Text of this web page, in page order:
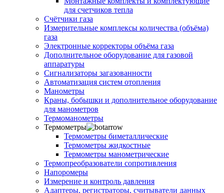
для счетчиков тепла
Счётчики газа
Измерительные комплексы количества (объёма)
газа
Электронные корректоры объёма газа
Дополнительное оборудование для газовой
аппаратуры
Сигнализаторы загазованности
Автоматизация систем отопления
Манометры
Краны, бобышки и дополнительное оборудование
для манометров
Термоманометры
Термометры
Термометры биметаллические
Термометры жидкостные
Термометры манометрические
Термопреобразователи сопротивления
Напоромеры
Измерение и контроль давления
Адаптеры, регистраторы, считыватели данных